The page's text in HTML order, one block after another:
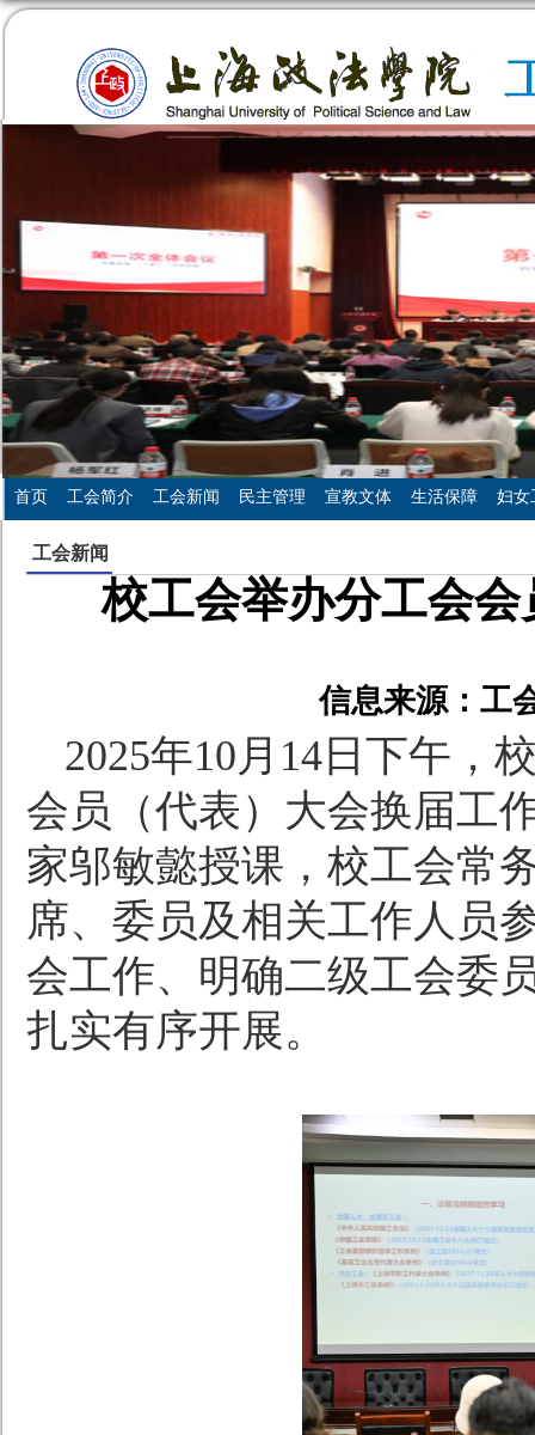
首页 工会简介 工会新闻 民主管理 宣教文体 生活保障 妇女
工会新闻
校工会举办分工会
信息来源：工
2025年10月 14 日下午，
会员（代表）大会换届工
家邬敏懿授课，校工会常
席、委员及相关工作人员
会工作、明确二级工会委
扎实有序开展。